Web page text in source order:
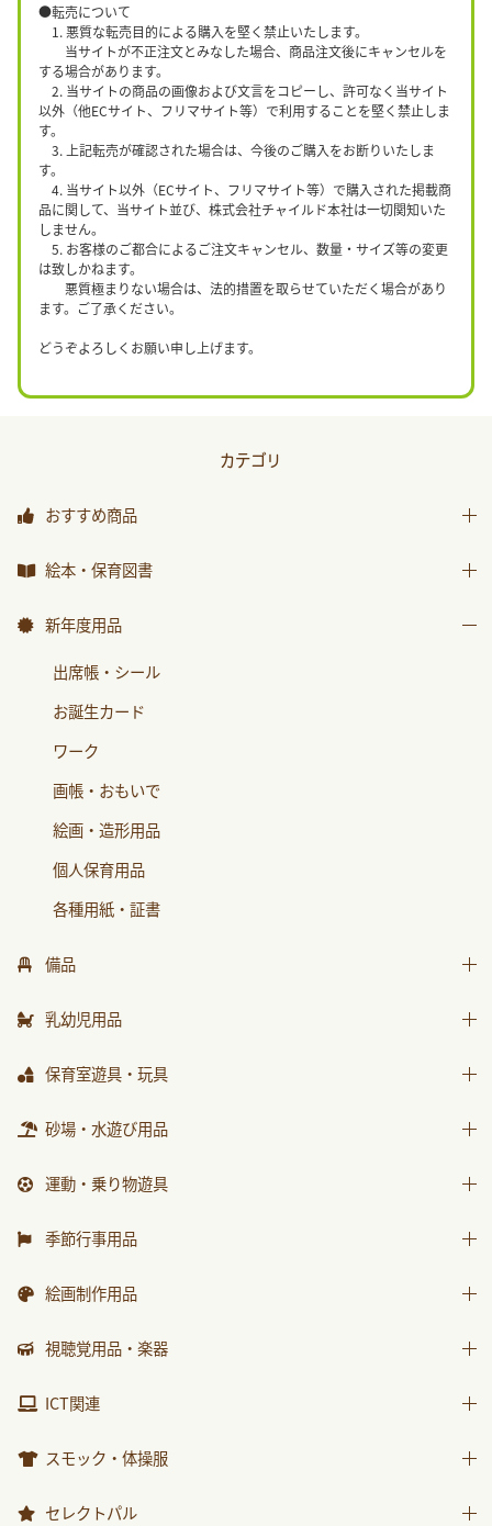
●転売について
1. 悪質な転売目的による購入を堅く禁止いたします。
当サイトが不正注文とみなした場合、商品注文後にキャンセルを
する場合があります。
2. 当サイトの商品の画像および文言をコピーし、許可なく当サイト
以外（他ECサイト、フリマサイト等）で利用することを堅く禁止しま
す。
3. 上記転売が確認された場合は、今後のご購入をお断りいたしま
す。
4. 当サイト以外（ECサイト、フリマサイト等）で購入された掲載商
品に関して、当サイト並び、株式会社チャイルド本社は一切関知いた
しません。
5. お客様のご都合によるご注文キャンセル、数量・サイズ等の変更
は致しかねます。
悪質極まりない場合は、法的措置を取らせていただく場合があり
ます。ご了承ください。
どうぞよろしくお願い申し上げます。
カテゴリ
おすすめ商品
おすすめ商品
絵本・保育図書
絵本
ｻﾝﾁｬｲﾙﾄﾞ ﾋﾞｯｸﾞｻｲｴﾝｽ
世界の昔話名作選
ｽｰﾊﾟｰﾜｲﾄﾞことばとかず
みんなともだち
あそぼ！
2026年度月刊絵本
新年度用品
出席帳・シール
お誕生カード
ワーク
画帳・おもいで
絵画・造形用品
個人保育用品
各種用紙・証書
備品
椅子
収納用品
環境備品
乳幼児用品
乳幼児備品
保育室遊具・玩具
ままごと
知育玩具
砂場・水遊び用品
砂場用品
運動・乗り物遊具
運動遊具
季節行事用品
運動会用品
包装紙・紙袋
絵画制作用品
画材
視聴覚用品・楽器
視聴覚用品
ICT関連
ICT関連
スモック・体操服
スモック
セレクトパル